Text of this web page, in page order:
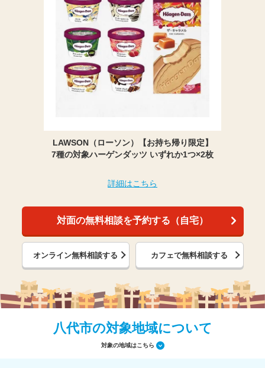
LAWSON（ローソン）【お持ち帰り限定】
7種の対象ハーゲンダッツ いずれか1つ×2枚
詳細はこちら
対面の無料相談を予約する（自宅）
オンライン無料相談する カフェで無料相談する
八代市の対象地域について
対象の地域はこちら